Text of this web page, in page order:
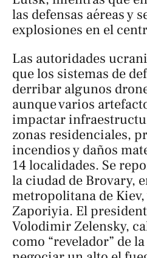
las defensas aéreas y
explosiones en el
Las autoridades
que los sistemas de
derribar algunos
aunque varios
impactar
zonas residenciales,
incendios y daños
14 localidades. Se
la ciudad de Brovary,
metropolitana de
Zaporiyia. El
Volodimir Zelensky,
como “revelador” de